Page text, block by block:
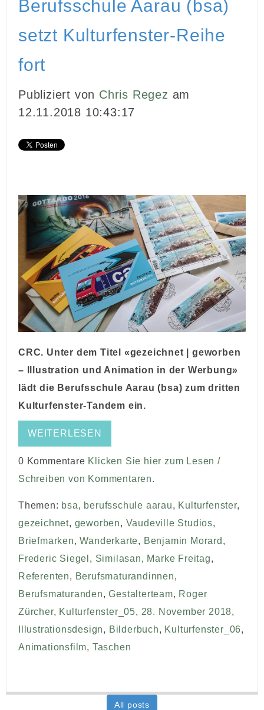
GHOSTWRITING
KONTAKT
Berufsschule Aarau (bsa)
setzt Kulturfenster-Reihe
fort
Publiziert von Chris Regez am
12.11.2018 10:43:17
CRC. Unter dem Titel «gezeichnet | geworben
– Illustration und Animation in der Werbung»
lädt die Berufsschule Aarau (bsa) zum dritten
Kulturfenster-Tandem ein.
WEITERLESEN
0 Kommentare Klicken Sie hier zum Lesen /
Schreiben von Kommentaren.
Themen: bsa, berufsschule aarau, Kulturfenster,
gezeichnet, geworben, Vaudeville Studios,
Briefmarken,Wanderkarte, Benjamin Morard ,
Frederic Siegel , Similasan, Marke Freitag,
Referenten, Berufsmaturandinnen,
Berufsmaturanden,Gestalterteam, Roger
Zürcher, Kulturfenster_05, 28. November 2018,
Illustrationsdesign, Bilderbuch, Kulturfenster_06,
Animationsfilm, Taschen
All posts